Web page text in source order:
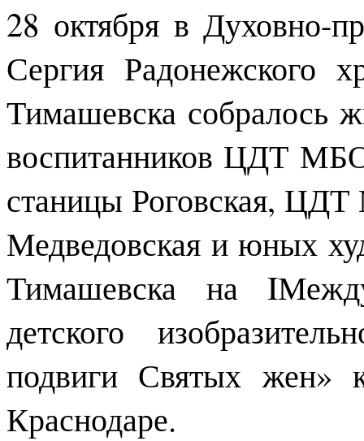
28 октября в Духовно-
Сергия Радонежского
Тимашевска собралось
воспитанников ЦДТ
станицы Роговская,
Медведовская и юных
Тимашевска на
детского
подвиги Святых жен»
Краснодаре.